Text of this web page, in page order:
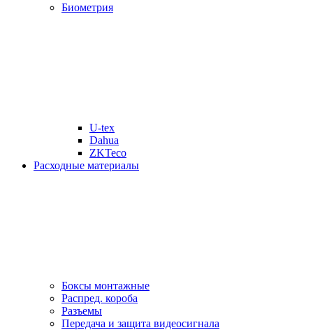
Биометрия
U-tex
Dahua
ZKTeco
Расходные материалы
Боксы монтажные
Распред. короба
Разъемы
Передача и защита видеосигнала